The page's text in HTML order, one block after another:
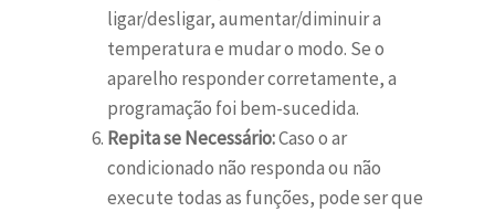
ligar/desligar, aumentar/diminuir a
temperatura e mudar o modo. Se o
aparelho responder corretamente, a
programação foi bem-sucedida.
Repita se Necessário:Caso o ar
condicionado não responda ou não
execute todas as funções, pode ser que